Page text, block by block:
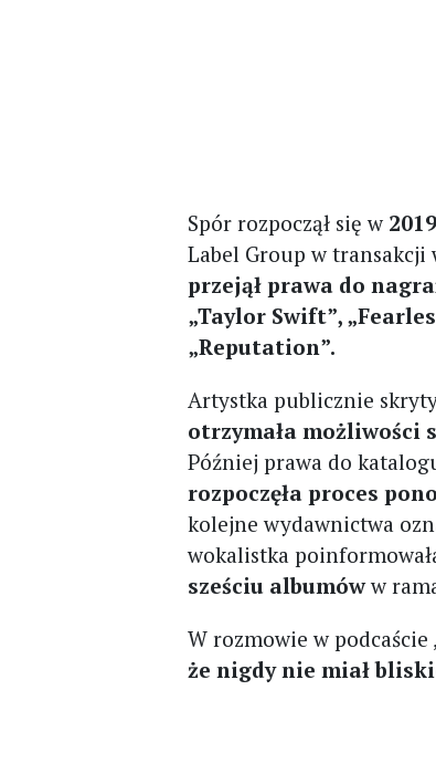
Spór rozpoczął się w
Label Group w
przejął prawa do
„Taylor Swift”,
„Reputation”.
Artystka publicznie
otrzymała możliwości
Później prawa do
rozpoczęła proces
kolejne wydawnictwa
wokalistka
sześciu albumóww
W rozmowie w
że nigdy nie miał